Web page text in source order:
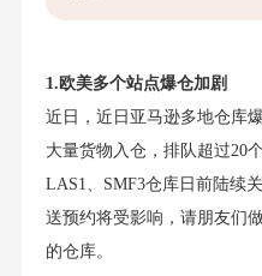
1.欧美多个站点爆仓加剧
近日，近日亚马逊多地仓库
大量货物入仓，排队超过20
LAS1、SMF3仓库日前陆续
送预约将受影响，请朋友们
的仓库。